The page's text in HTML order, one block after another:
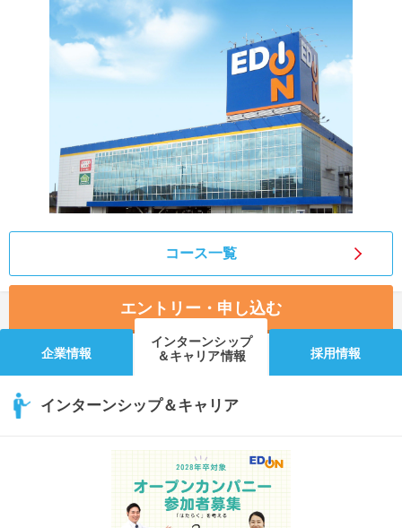
就活ニュースペーパー
就活時事ニュースを更新 不明点があればこちら
コース一覧
エントリー・申し込む
企業情報
インターンシップ
＆キャリア情報
採用情報
インターンシップ＆キャリア